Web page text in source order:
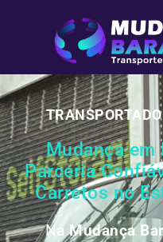
Mudança em
Parceria
Carretos no
NaMudança